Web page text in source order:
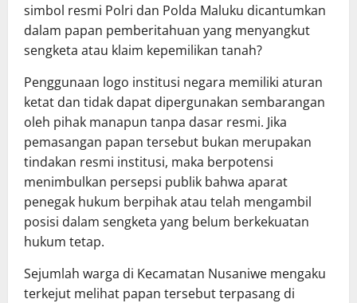
simbol resmi Polri dan Polda Maluku dicantumkan
dalam papan pemberitahuan yang menyangkut
sengketa atau klaim kepemilikan tanah?
Penggunaan logo institusi negara memiliki aturan
ketat dan tidak dapat dipergunakan sembarangan
oleh pihak manapun tanpa dasar resmi. Jika
pemasangan papan tersebut bukan merupakan
tindakan resmi institusi, maka berpotensi
menimbulkan persepsi publik bahwa aparat
penegak hukum berpihak atau telah mengambil
posisi dalam sengketa yang belum berkekuatan
hukum tetap.
Sejumlah warga di Kecamatan Nusaniwe mengaku
terkejut melihat papan tersebut terpasang di